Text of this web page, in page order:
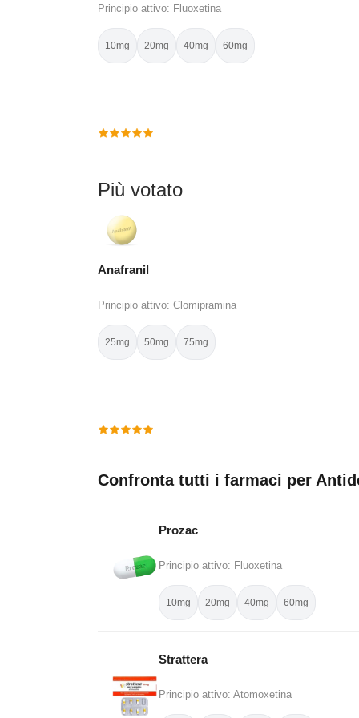
Principio attivo: Fluoxetina
10mg 20mg 40mg 60mg
Più votato
Anafranil
Principio attivo: Clomipramina
25mg 50mg 75mg
Confronta tutti i farmaci per
Prozac
Principio attivo: Fluoxetina
10mg 20mg 40mg 60mg
Strattera
Principio attivo: Atomoxetina